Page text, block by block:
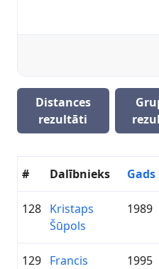
Distances
rezultāti
# Dalībnieks Gads
128 Kristaps
Šūpols
1989
129 Francis
1995